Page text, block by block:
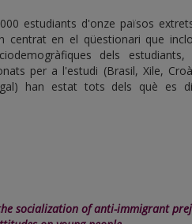
estudiants d'onze països
centrat en el qüestionari que
dels
per a l'estudi (Brasil, Xile,
han estat tots dels què es
socialization of anti-immigrant